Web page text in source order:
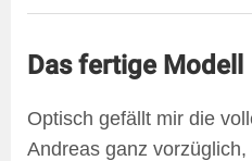
Das fertige Modell
Optisch gefällt mir die
Andreas ganz